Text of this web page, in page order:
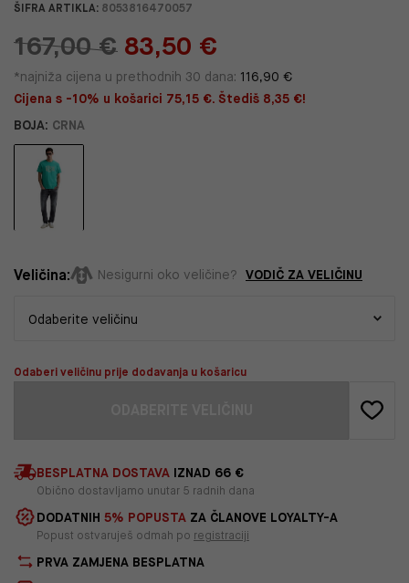
ŠIFRA ARTIKLA: 8053816470057
167,00 € 83,50 €
*najniža cijena u prethodnih 30 dana: 116,90 €
Cijena s -10% u košarici 75,15 €. Štediš 8,35 €!
BOJA: CRNA
Veličina: Nesigurni oko veličine? VODIČ ZA VELIČINU
Odaberi veličinu prije dodavanja u košaricu
BESPLATNA DOSTAVA IZNAD 66 €
Obično dostavljamo unutar 5 radnih dana
DODATNIH 5% POPUSTA ZA ČLANOVE LOYALTY-A
Popust ostvaruješ odmah po registraciji
PRVA ZAMJENA BESPLATNA